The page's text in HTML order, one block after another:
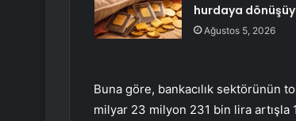
hurdaya
Ağustos 5, 2026
Buna göre, bankacılık sektörünün
milyar 23 milyon 231 bin lira